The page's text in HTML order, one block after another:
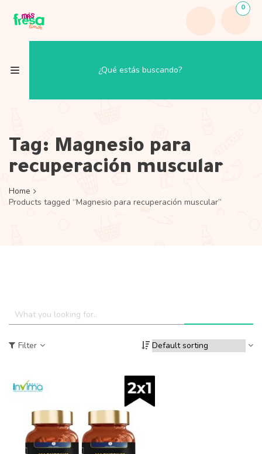
0
Tag: Magnesio para
recuperación muscular
Home
Products tagged “Magnesio para recuperación muscular”
Filter